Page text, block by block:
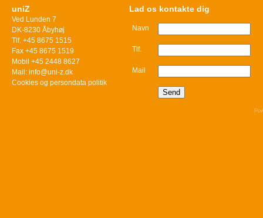
uniZ
Ved Lunden 7
DK-8230 Åbyhøj
Tlf. +45 8675 1515
Fax +45 8675 1519
Mobil +45 2448 8627
Mail: info@uni-z.dk
Cookies og persondata politik
Lad os kontakte dig
Navn
Tlf.
Mail